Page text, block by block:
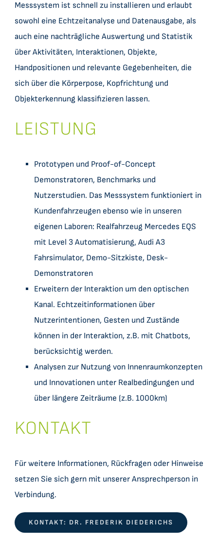
Messsystem ist schnell zu installieren und erlaubt
sowohl eine Echtzeitanalyse und Datenausgabe, als
auch eine nachträgliche Auswertung und Statistik
über Aktivitäten, Interaktionen, Objekte,
Handpositionen und relevante Gegebenheiten, die
sich über die Körperpose, Kopfrichtung und
Objekterkennung klassifizieren lassen.
LEISTUNG
Prototypen und Proof-of-Concept
Demonstratoren, Benchmarks und
Nutzerstudien. Das Messsystem funktioniert in
Kundenfahrzeugen ebenso wie in unseren
eigenen Laboren: Realfahrzeug Mercedes EQS
mit Level 3 Automatisierung, Audi A3
Fahrsimulator, Demo-Sitzkiste, Desk-
Demonstratoren
Erweitern der Interaktion um den optischen
Kanal. Echtzeitinformationen über
Nutzerintentionen, Gesten und Zustände
können in der Interaktion, z.B. mit Chatbots,
berücksichtig werden.
Analysen zur Nutzung von Innenraumkonzepten
und Innovationen unter Realbedingungen und
über längere Zeiträume (z.B. 1000km)
KONTAKT
Für weitere Informationen, Rückfragen oder Hinweise
setzen Sie sich gern mit unserer Ansprechperson in
Verbindung.
KONTAKT: DR. FREDERIK DIEDERICHS